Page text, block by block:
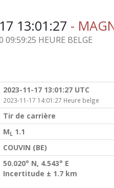
13:01:27 -
09:59:25 HEURE BELGE
2023-11-17 13:01:27 UTC
2023-11-17 14:01:27 Heure belge
Tir de carrière
ML 1.1
COUVIN (BE)
50.020° N, 4.543° E
Incertitude ± 1.7 km